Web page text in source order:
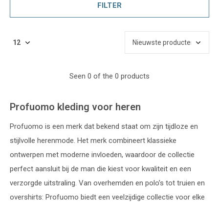
FILTER
Seen 0 of the 0 products
Profuomo kleding voor heren
Profuomo is een merk dat bekend staat om zijn tijdloze en
stijlvolle herenmode. Het merk combineert klassieke
ontwerpen met moderne invloeden, waardoor de collectie
perfect aansluit bij de man die kiest voor kwaliteit en een
verzorgde uitstraling. Van overhemden en polo’s tot truien en
overshirts: Profuomo biedt een veelzijdige collectie voor elke